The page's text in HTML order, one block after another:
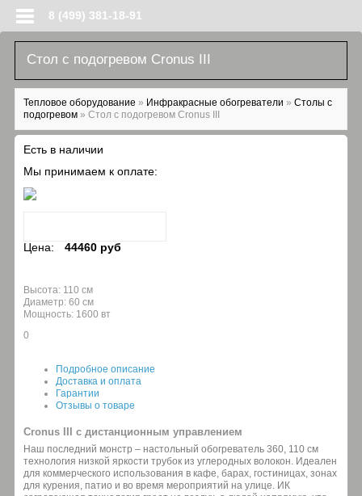
8 (499) 381-18-91
Стол с подогревом Cronus III
Вы здесь
Тепловое оборудование » Инфракрасные обогреватели » Столы с
подогревом » Стол с подогревом Cronus III
Есть в наличии
Мы принимаем к оплате:
Цена: 44460 руб
Высота: 110 см
Диаметр: 60 см
Мощность: 1600 вт
0
Подробное описание
Доставка и оплата
Гарантии
Отзывы о товаре
Cronus III с дистанционным управлением
Наш последний монстр – настольный обогреватель 360, 110 см
технология низкой яркости трубок из углеродных волокон. Идеален
для коммерческого использования в кафе, барах, гостиницах, зонах
для курения, патио и во время мероприятий на улице. ИК